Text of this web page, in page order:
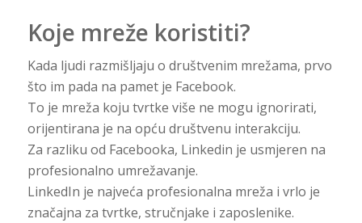
Koje mreže koristiti?
Kada ljudi razmišljaju o društvenim mrežama, prvo
što im pada na pamet je Facebook.
To je mreža koju tvrtke više ne mogu ignorirati,
orijentirana je na opću društvenu interakciju.
Za razliku od Facebooka, Linkedin je usmjeren na
profesionalno umrežavanje.
LinkedIn je najveća profesionalna mreža i vrlo je
značajna za tvrtke, stručnjake i zaposlenike.